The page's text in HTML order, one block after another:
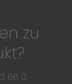
zu
66 0